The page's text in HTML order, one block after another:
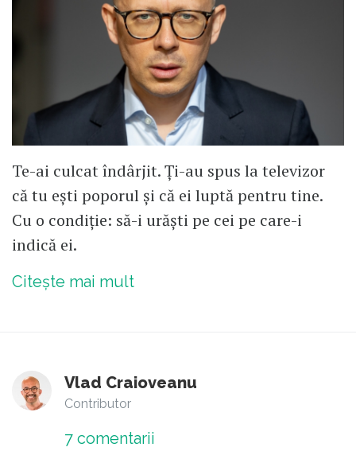
Te-ai culcat îndârjit. Ți-au spus la televizor
că tu ești poporul și că ei luptă pentru tine.
Cu o condiție: să-i urăști pe cei pe care-i
indică ei.
Citește mai mult
Vlad Craioveanu
Contributor
7 comentarii